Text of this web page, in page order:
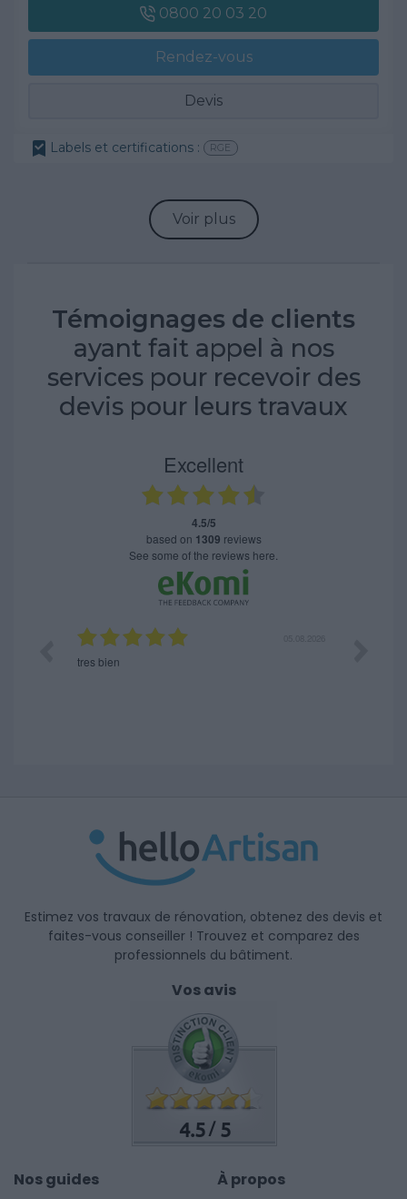
0800 20 03 20
Rendez-vous
Devis
Labels et certifications : RGE
Voir plus
Témoignages de clients
ayant fait appel à nos
services pour recevoir des
devis pour leurs travaux
Excellent
4.5/5
based on 1309 reviews
see some of the reviews here.
tres bien
Estimez vos travaux de rénovation, obtenez des devis et
faites-vous conseiller ! Trouvez et comparez des
professionnels du bâtiment.
Vos avis
4.5 /5
Nos guides À propos